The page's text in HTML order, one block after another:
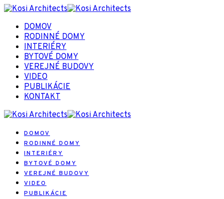
DOMOV
RODINNÉ DOMY
INTERIÉRY
BYTOVÉ DOMY
VEREJNÉ BUDOVY
VIDEO
PUBLIKÁCIE
KONTAKT
DOMOV
RODINNÉ DOMY
INTERIÉRY
BYTOVÉ DOMY
VEREJNÉ BUDOVY
VIDEO
PUBLIKÁCIE